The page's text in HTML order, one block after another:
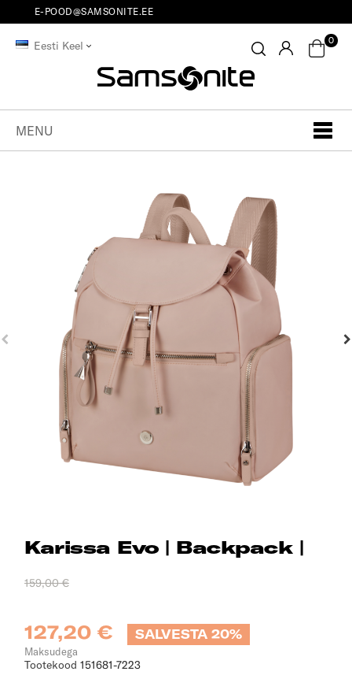
E-POOD@SAMSONITE.EE
Eesti Keel 0
MENU
Karissa Evo | Backpack |
159,00 €
127,20 € SALVESTA 20%
Maksudega
Tootekood 151681-7223